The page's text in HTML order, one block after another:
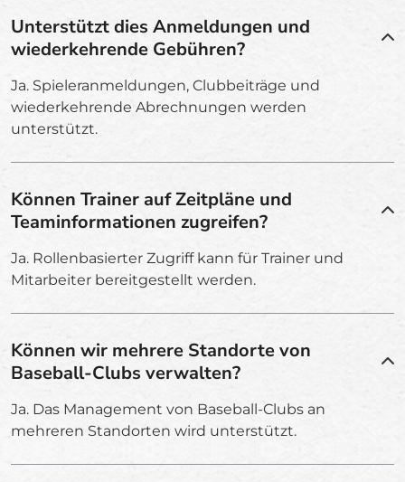
Unterstützt dies Anmeldungen und
wiederkehrende Gebühren?
Ja. Spieleranmeldungen, Clubbeiträge und
wiederkehrende Abrechnungen werden
unterstützt.
Können Trainer auf Zeitpläne und
Teaminformationen zugreifen?
Ja. Rollenbasierter Zugriff kann für Trainer und
Mitarbeiter bereitgestellt werden.
Können wir mehrere Standorte von
Baseball-Clubs verwalten?
Ja. Das Management von Baseball-Clubs an
mehreren Standorten wird unterstützt.